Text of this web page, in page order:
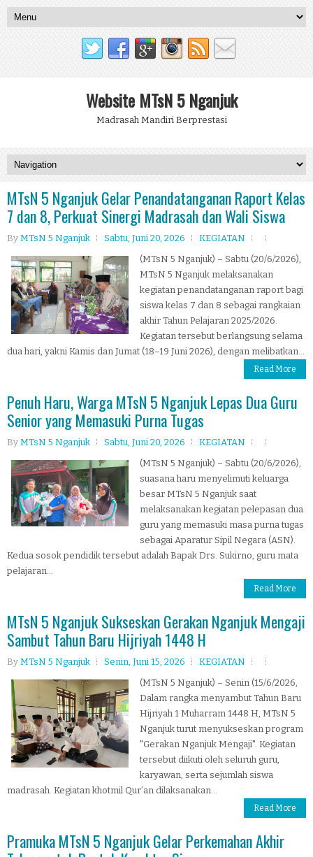
Website MTsN 5 Nganjuk
Madrasah Mandiri Berprestasi
MTsN 5 Nganjuk Gelar Penandatanganan Raport Kelas
7 dan 8, Perkuat Sinergi Madrasah dan Wali Siswa
By MTsN 5 Nganjuk Sabtu, Juni 20, 2026
KEGIATAN
(MTsN 5 Nganjuk) – Sabtu (20/6/2026),
MTsN 5 Nganjuk melaksanakan
kegiatan penandatanganan raport bagi
siswa kelas 7 dan 8 sebagai rangkaian
akhir Tahun Pelajaran 2025/2026.
Kegiatan tersebut berlangsung selama
dua hari, yakni Kamis dan Jumat (18–19 Juni 2026), dengan melibatkan...
Read More
Penuh Haru, Warga MTsN 5 Nganjuk Lepas Dua Guru
Senior yang Memasuki Purna Tugas
By MTsN 5 Nganjuk Sabtu, Juni 20, 2026
KEGIATAN
(MTsN 5 Nganjuk) – Sabtu (20/6/2026),
suasana haru menyelimuti keluarga
besar MTsN 5 Nganjuk saat
melaksanakan kegiatan pelepasan dua
guru yang memasuki masa purna tugas
sebagai Aparatur Sipil Negara (ASN).
Kedua sosok pendidik tersebut adalah Bapak Drs. Sukirno, guru mata
pelajaran...
Read More
MTsN 5 Nganjuk Sukseskan Gerakan Nganjuk Mengaji
Sambut Tahun Baru Hijriyah 1448 H
By MTsN 5 Nganjuk Senin, Juni 15, 2026
KEGIATAN
(MTsN 5 Nganjuk) – Senin (15/6/2026,
Dalam rangka menyambut Tahun Baru
Hijriyah 1 Muharram 1448 H, MTsN 5
Nganjuk turut menyukseskan program
"Gerakan Nganjuk Mengaji". Kegiatan
tersebut diikuti oleh seluruh guru,
karyawan, serta sejumlah siswa
madrasah. Kegiatan khotmil Qur’an dilaksanakan...
Read More
Pramuka MTsN 5 Nganjuk Gelar Perkemahan Akhir